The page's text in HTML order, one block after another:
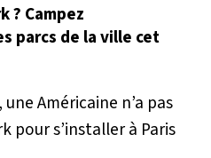
? Campez
parcs de la ville cet